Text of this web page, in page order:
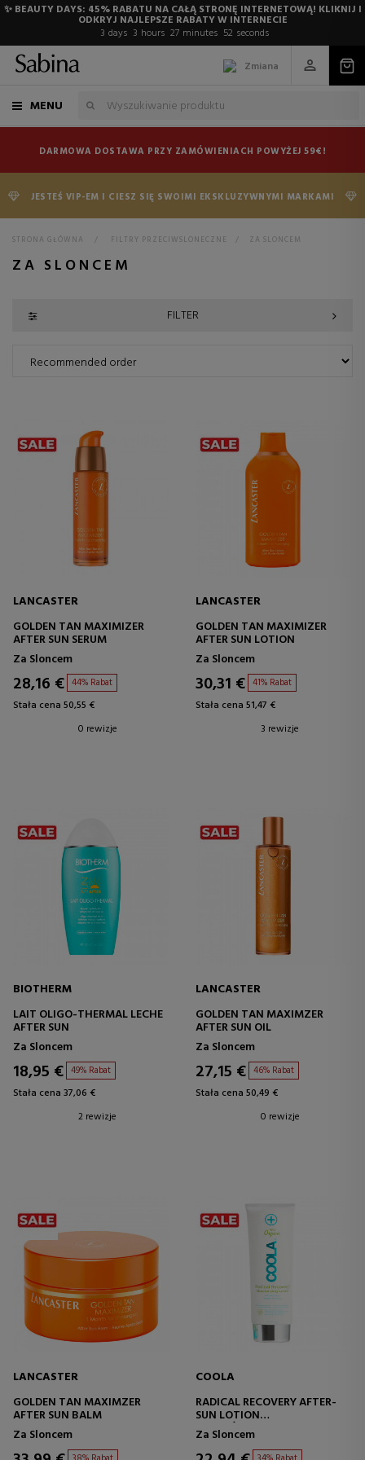
✨ BEAUTY DAYS: 45% RABATU NA CAŁĄ STRONĘ INTERNETOWĄ! KLIKNIJ I
ODKRYJ NAJLEPSZE RABATY W INTERNECIE
3 days 3 hours 27 minutes 52 seconds
Zmiana
MENU
DARMOWA DOSTAWA PRZY ZAMÓWIENIACH POWYŻEJ 59€!
JESTEŚ VIP-EM I CIESZ SIĘ SWOIMI EKSKLUZYWNYMI MARKAMI
STRONA GŁÓWNA > FILTRY PRZECIWSLONECZNE > ZA SLONCEM
ZA SLONCEM
FILTER
LANCASTER
GOLDEN TAN MAXIMIZER
AFTER SUN SERUM
Za Sloncem
28,16 € 44% Rabat
Stała cena 50,55 €
0 rewizje
LANCASTER
GOLDEN TAN MAXIMIZER
AFTER SUN LOTION
Za Sloncem
30,31 € 41% Rabat
Stała cena 51,47 €
3 rewizje
BIOTHERM
LAIT OLIGO-THERMAL LECHE
AFTER SUN
Za Sloncem
18,95 € 49% Rabat
Stała cena 37,06 €
2 rewizje
LANCASTER
GOLDEN TAN MAXIMZER
AFTER SUN OIL
Za Sloncem
27,15 € 46% Rabat
Stała cena 50,49 €
0 rewizje
LANCASTER
GOLDEN TAN MAXIMZER
AFTER SUN BALM
Za Sloncem
COOLA
RADICAL RECOVERY AFTER-
SUN LOTION
NAWILŻAJĄCY BALSAM PO
OPALANIU
Za Sloncem